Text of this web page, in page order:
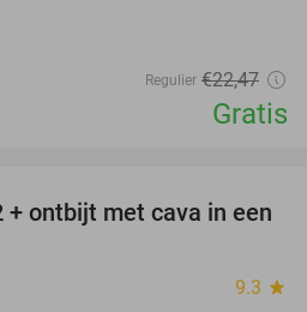
Regulier €22,47
Gratis
48%
+ ontbijt met cava in een
9.3 star